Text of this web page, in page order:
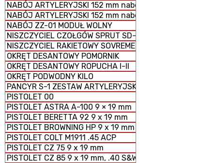
NABÓJ ARTYLERYJSKI 152 mm nabój HE z ładunkiem
NABÓJ ARTYLERYJSKI 152 mm nabój HE z ładunkiem
NABÓJ ZZ-01 MODUŁ WOLNY
NISZCZYCIEL CZOŁGÓW SPRUT SD-2S25M
NISZCZYCIEL RAKIETOWY SOVREMENNY
OKRĘT DESANTOWY POMORNIK
OKRĘT DESANTOWY ROPUCHA I-II
OKRĘT PODWODNY KILO
PANCYR S-1 ZESTAW ARTYLERYJSKO - RAKIETOWY
PISTOLET 00
PISTOLET ASTRA A-100 9 × 19 mm
PISTOLET BERETTA 92 9 x 19 mm
PISTOLET BROWNING HP 9 x 19 mm
PISTOLET COLT M1911 .45 ACP
PISTOLET CZ 75 9 x 19 mm
PISTOLET CZ 85 9 x 19 mm, .40 S&W